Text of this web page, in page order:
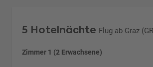
5 Hotelnächte Flug ab Graz
Zimmer 1 (2 Erwachsene)